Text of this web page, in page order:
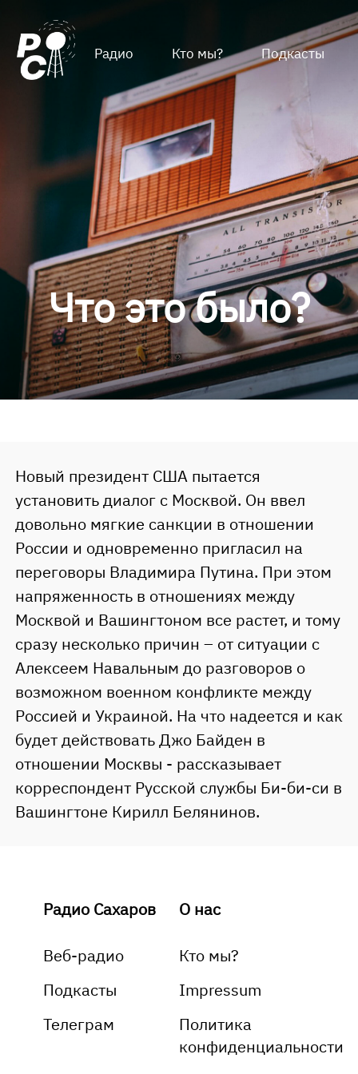
Радио Кто мы? Подкасты
Что это было?
Новый президент США пытается
установить диалог с Москвой. Он ввел
довольно мягкие санкции в отношении
России и одновременно пригласил на
переговоры Владимира Путина. При этом
напряженность в отношениях между
Москвой и Вашингтоном все растет, и тому
сразу несколько причин – от ситуации с
Алексеем Навальным до разговоров о
возможном военном конфликте между
Россией и Украиной. На что надеется и как
будет действовать Джо Байден в
отношении Москвы - рассказывает
корреспондент Русской службы Би-би-си в
Вашингтоне Кирилл Белянинов.
Радио Сахаров
Веб-радио
Подкасты
Телеграм
О нас
Кто мы?
Impressum
Политика
конфиденциальности